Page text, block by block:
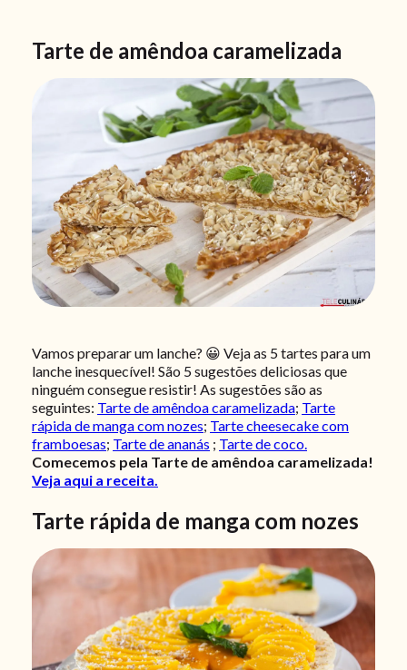
Tarte de amêndoa caramelizada
Vamos preparar um lanche? 😀 Veja as 5 tartes para um
lanche inesquecível! São 5 sugestões deliciosas que
ninguém consegue resistir! As sugestões são as
seguintes: Tarte de amêndoa caramelizada; Tarte
rápida de manga com nozes; Tarte cheesecake com
framboesas; Tarte de ananás ; Tarte de coco.
Comecemos pela Tarte de amêndoa caramelizada!
Veja aqui a receita.
Tarte rápida de manga com nozes